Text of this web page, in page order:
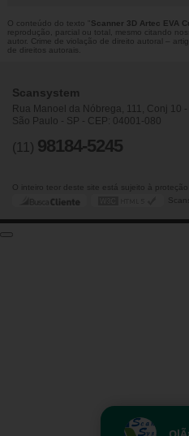
O conteúdo do texto " Scanner 3D Artec EVA
reprodução, parcial ou total, mesmo citando
autor. Crime de violação de direito autoral –
de direitos autorais
Scansystem
Rua Manoel da Nóbrega, 111, Conj 10
São Paulo - SP - CEP: 04001-080
(11) 98184-5245
O inteiro teor deste site está sujeito à